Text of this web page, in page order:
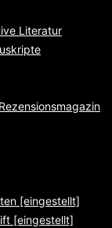
Literatur
[eingestellt]
[eingestellt]